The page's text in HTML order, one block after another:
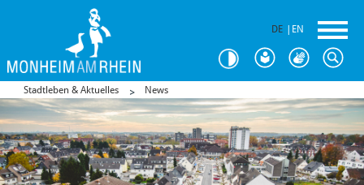
DE EN
Stadtleben & Aktuelles News